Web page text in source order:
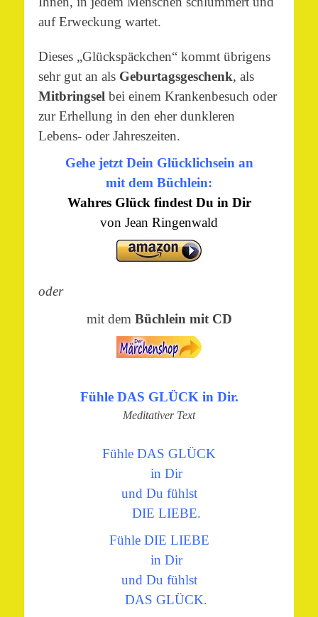
auf Erweckung wartet.
Dieses „Glückspäckchen“ kommt übrigens
sehr gut an als Geburtagsgeschenk, als
Mitbringsel bei einem Krankenbesuch oder
zur Erhellung in den eher dunkleren
Lebens- oder Jahreszeiten.
Gehe jetzt Dein Glücklichsein an
mit dem Büchlein:
Wahres Glück findest Du in Dir
von Jean Ringenwald
oder
mit demBüchlein mit CD
Fühle DAS GLÜCK in Dir.
Meditativer Text
Fühle DAS GLÜCK
in Dir
und Du fühlst
DIE LIEBE.
Fühle DIE LIEBE
in Dir
und Du fühlst
DAS GLÜCK.